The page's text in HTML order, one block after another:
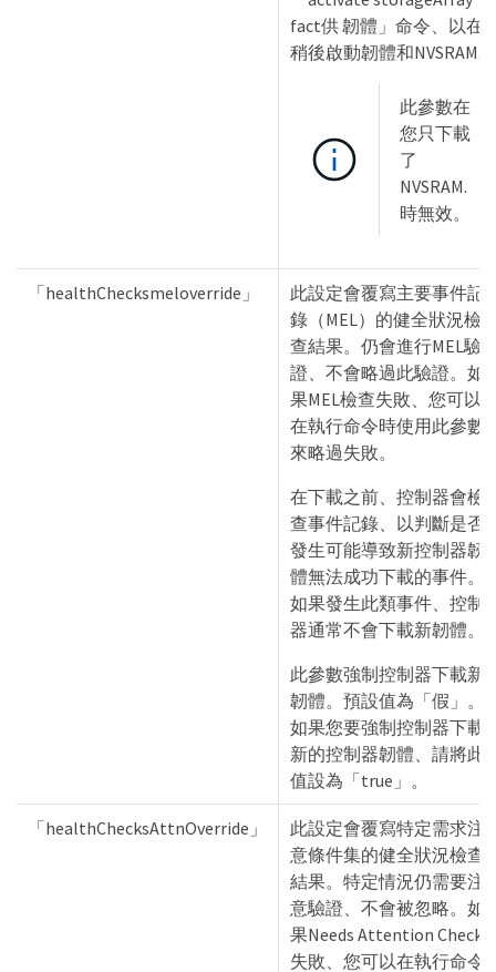
fact供 韌體」命令、以在
稍後啟動韌體和NVSRAM.
此參數在
您只下載
了
NVSRAM.
時無效。
「healthChecksmeloverride」
此設定會覆寫主要事件記
錄（MEL）的健全狀況檢
查結果。仍會進行MEL驗
證、不會略過此驗證。如
果MEL檢查失敗、您可以
在執行命令時使用此參數
來略過失敗。
在下載之前、控制器會檢
查事件記錄、以判斷是否
發生可能導致新控制器韌
體無法成功下載的事件。
如果發生此類事件、控制
器通常不會下載新韌體。
此參數強制控制器下載新
韌體。預設值為「假」。
如果您要強制控制器下載
新的控制器韌體、請將此
值設為「true」。
「healthChecksAttnOverride」
此設定會覆寫特定需求注
意條件集的健全狀況檢查
結果。特定情況仍需要注
意驗證、不會被忽略。如
果Needs Attention Check
失敗、您可以在執行命令